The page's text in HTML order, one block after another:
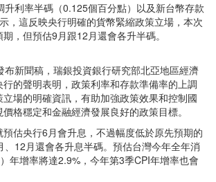
升利率半碼（0.125個百分點）以及新台幣存款
，這反映央行明確的貨幣緊縮政策立場，本次
，但預估9月跟12月還會各升半碼。
布新聞稿，瑞銀投資銀行研究部北亞地區經濟
的聲明表明，政策利率和存款準備率的上調
場的明確資訊，有助加強政策效果和控制國
格穩定和金融經濟發展良好的政策目標。
估央行6月會升息，不過幅度低於原先預期的
、12月還會各升息半碼。預估台灣今年全年消
年增率將達2.9%，今年第3季CPI年增率也會